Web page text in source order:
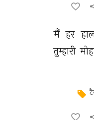
मैं हर
तुम्हारी